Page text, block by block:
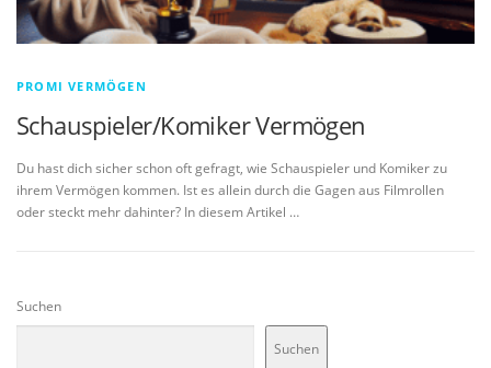
PROMI VERMÖGEN
Schauspieler/Komiker Vermögen
Du hast dich sicher schon oft gefragt, wie Schauspieler und Komiker zu
ihrem Vermögen kommen. Ist es allein durch die Gagen aus Filmrollen
oder steckt mehr dahinter? In diesem Artikel …
Suchen
Suchen